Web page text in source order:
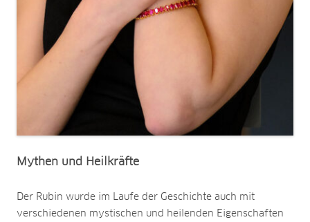
Mythen und Heilkräfte
Der Rubin wurde im Laufe der Geschichte auch mit
verschiedenen mystischen und heilenden Eigenschaften